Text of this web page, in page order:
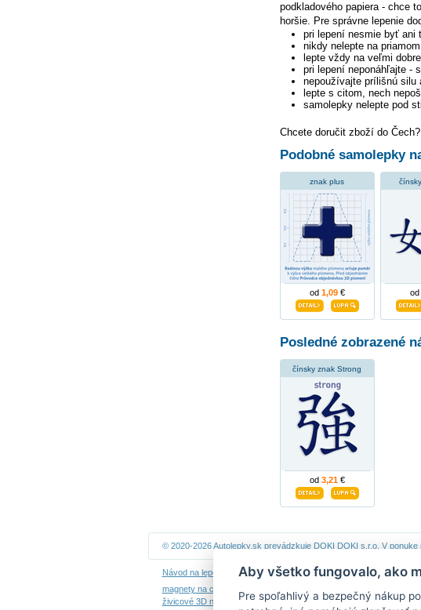
podkladového papiera - chce
horšie. Pre správne lepenie
pri lepení nesmie byť ani
nikdy nelepte na
lepte vždy na veľmi
pri lepení neponáhľajte -
nepoužívajte prílišnú silu
lepte s citom, nech
samolepky nelepte pod
Chcete doručit zboží do
Podobné samolepky
znak plus
od 1,09€ od
Posledné zobrazené
čínsky znak Strong
od 3,21€
© 2020-2026 Autolepky.sk prevádzkuje DOKI DOKI s.r.o. V ponuke
Návod na lepenie Návod na odstránenie samolepiek|Obchodné
magnety na chladničku
živicové 3D nálepky | kalendáre z fotiek
Aby všetko fungovalo, ako
Pre spoľahlivý a bezpečný nákup